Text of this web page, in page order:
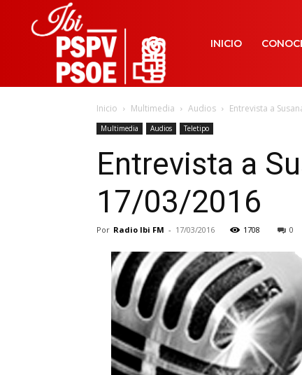
INICIO
Inicio Multimedia Audios Entrevista a
Multimedia Audios Teletipo
Entrevista a
17/03/2016
Por Radio Ibi FM - 17/03/2016 1708 0